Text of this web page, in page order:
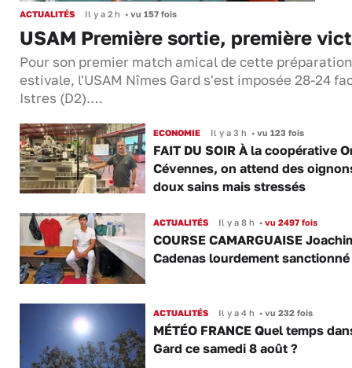
ACTUALITÉS Il y a 2 h • vu 157 fois
USAM Première sortie, première
Pour son premier match amical de cette préparation
estivale, l'USAM Nîmes Gard s'est imposée 28-24
Istres (D2).…
ECONOMIE Il y a 3 h •vu 123 fois
FAIT DU SOIR À la coopérative
Cévennes, on attend des
doux sains mais stressés
ACTUALITÉS Il y a 8 h •vu 2497 fois
COURSE CAMARGUAISE
Cadenas lourdement sanctionné
ACTUALITÉS Il y a 4 h •vu 232 fois
MÉTÉO FRANCE Quel temps
Gard ce samedi 8 août ?